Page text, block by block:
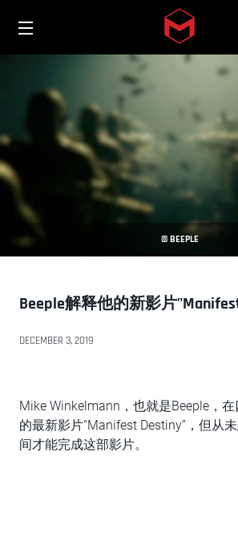
Skip to
© BEEPLE
Beeple解释他的新影片
DECEMBER 3, 2019
Mike Winkelmann，也就是Beeple，
的最新影片“Manifest Destiny”，但从
间才能完成这部影片。